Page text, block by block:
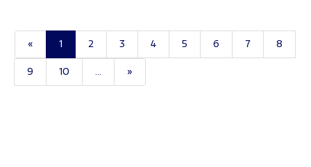
« 1 2 3 4 5 6 7 8
9 10 »